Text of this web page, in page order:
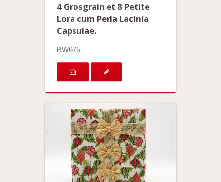
4 Grosgrain et 8 Petite
Lora cum Perla Lacinia
Capsulae.
BW675